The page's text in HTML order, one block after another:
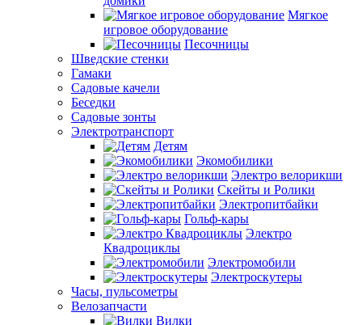
Мягкое
игровое оборудование
Песочницы
Шведские стенки
Гамаки
Садовые качели
Беседки
Садовые зонты
Электротранспорт
Детям
Экомобилики
Электро велорикши
Скейты и Ролики
Электропитбайки
Гольф-кары
Электро
Квадроциклы
Электромобили
Электроскутеры
Часы, пульсометры
Велозапчасти
Вилки